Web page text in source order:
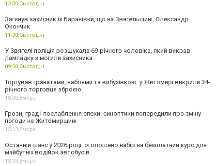
13:00,Сьогодні
Загинув захисник із Баранівки, що на Звягельщині, Олександр
Окончик
11:00,Сьогодні
У Звягелі поліція розшукала 69-річного чоловіка, який викрав
лампадку з могили захисника
09:00,Сьогодні
Торгував гранатами, набоями та вибухівкою: у Житомирі викрили 34-
річного торговця зброєю
18:00, Вчора
Грози, град і послаблення спеки: синоптики попередили про зміну
погоди на Житомирщині
15:23, Вчора
Останній шанс у 2026 році: оголошено набір на безплатний курс для
майбутніх водійок автобусів
13:09, Вчора